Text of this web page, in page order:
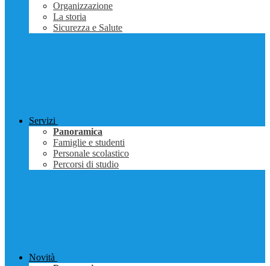
Organizzazione
La storia
Sicurezza e Salute
Servizi
Panoramica
Famiglie e studenti
Personale scolastico
Percorsi di studio
Novità